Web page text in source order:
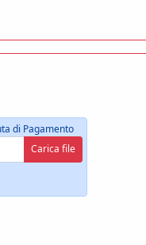
di Pagamento